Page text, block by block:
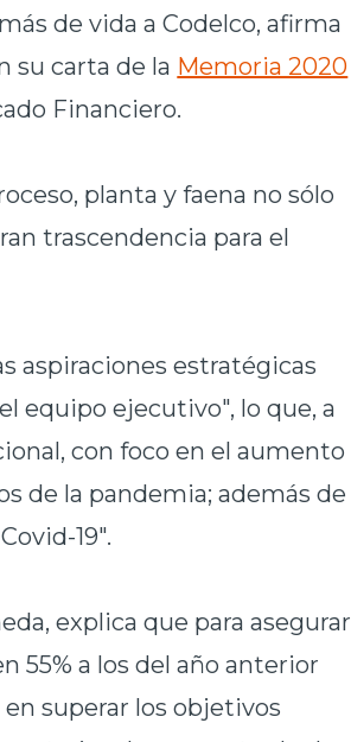
de vida a Codelco, afirma
su carta de la Memoria 2020
Financiero.
planta y faena no sólo
trascendencia para el
aspiraciones estratégicas
equipo ejecutivo", lo que, a
con foco en el aumento
de la pandemia; además de
19".
explica que para asegurar
55% a los del año anterior
superar los objetivos